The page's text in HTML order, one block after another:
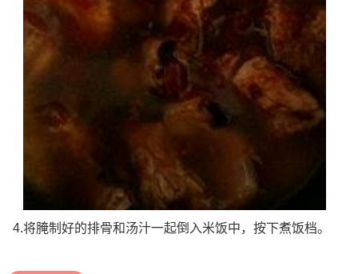
4.将腌制好的排骨和汤汁一起倒入米饭中，按下煮饭档。